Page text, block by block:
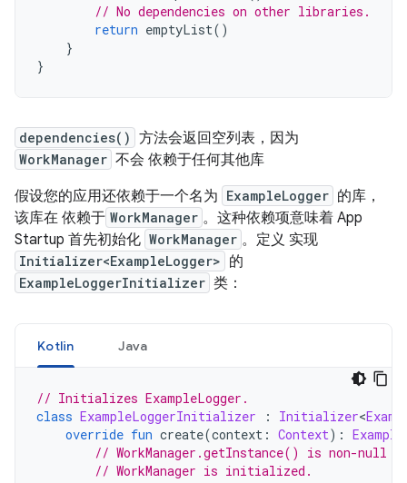
// No dependencies on other libraries.
return emptyList()
}
}
dependencies() 方法会返回空列表，因为
WorkManager 不会 依赖于任何其他库
假设您的应用还依赖于一个名为 ExampleLogger 的库，
该库在 依赖于 WorkManager 。这种依赖项意味着 App
Startup 首先初始化 WorkManager 。定义 实现
Initializer<ExampleLogger> 的
ExampleLoggerInitializer 类：
Kotlin Java
// Initializes ExampleLogger.
class ExampleLoggerInitializer : Initializer<
override fun create(context : Context):
// WorkManager.getInstance() is non-null
// WorkManager is initialized.